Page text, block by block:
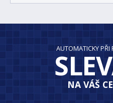
AUTOMATICKY PŘI
NA VÁŠ